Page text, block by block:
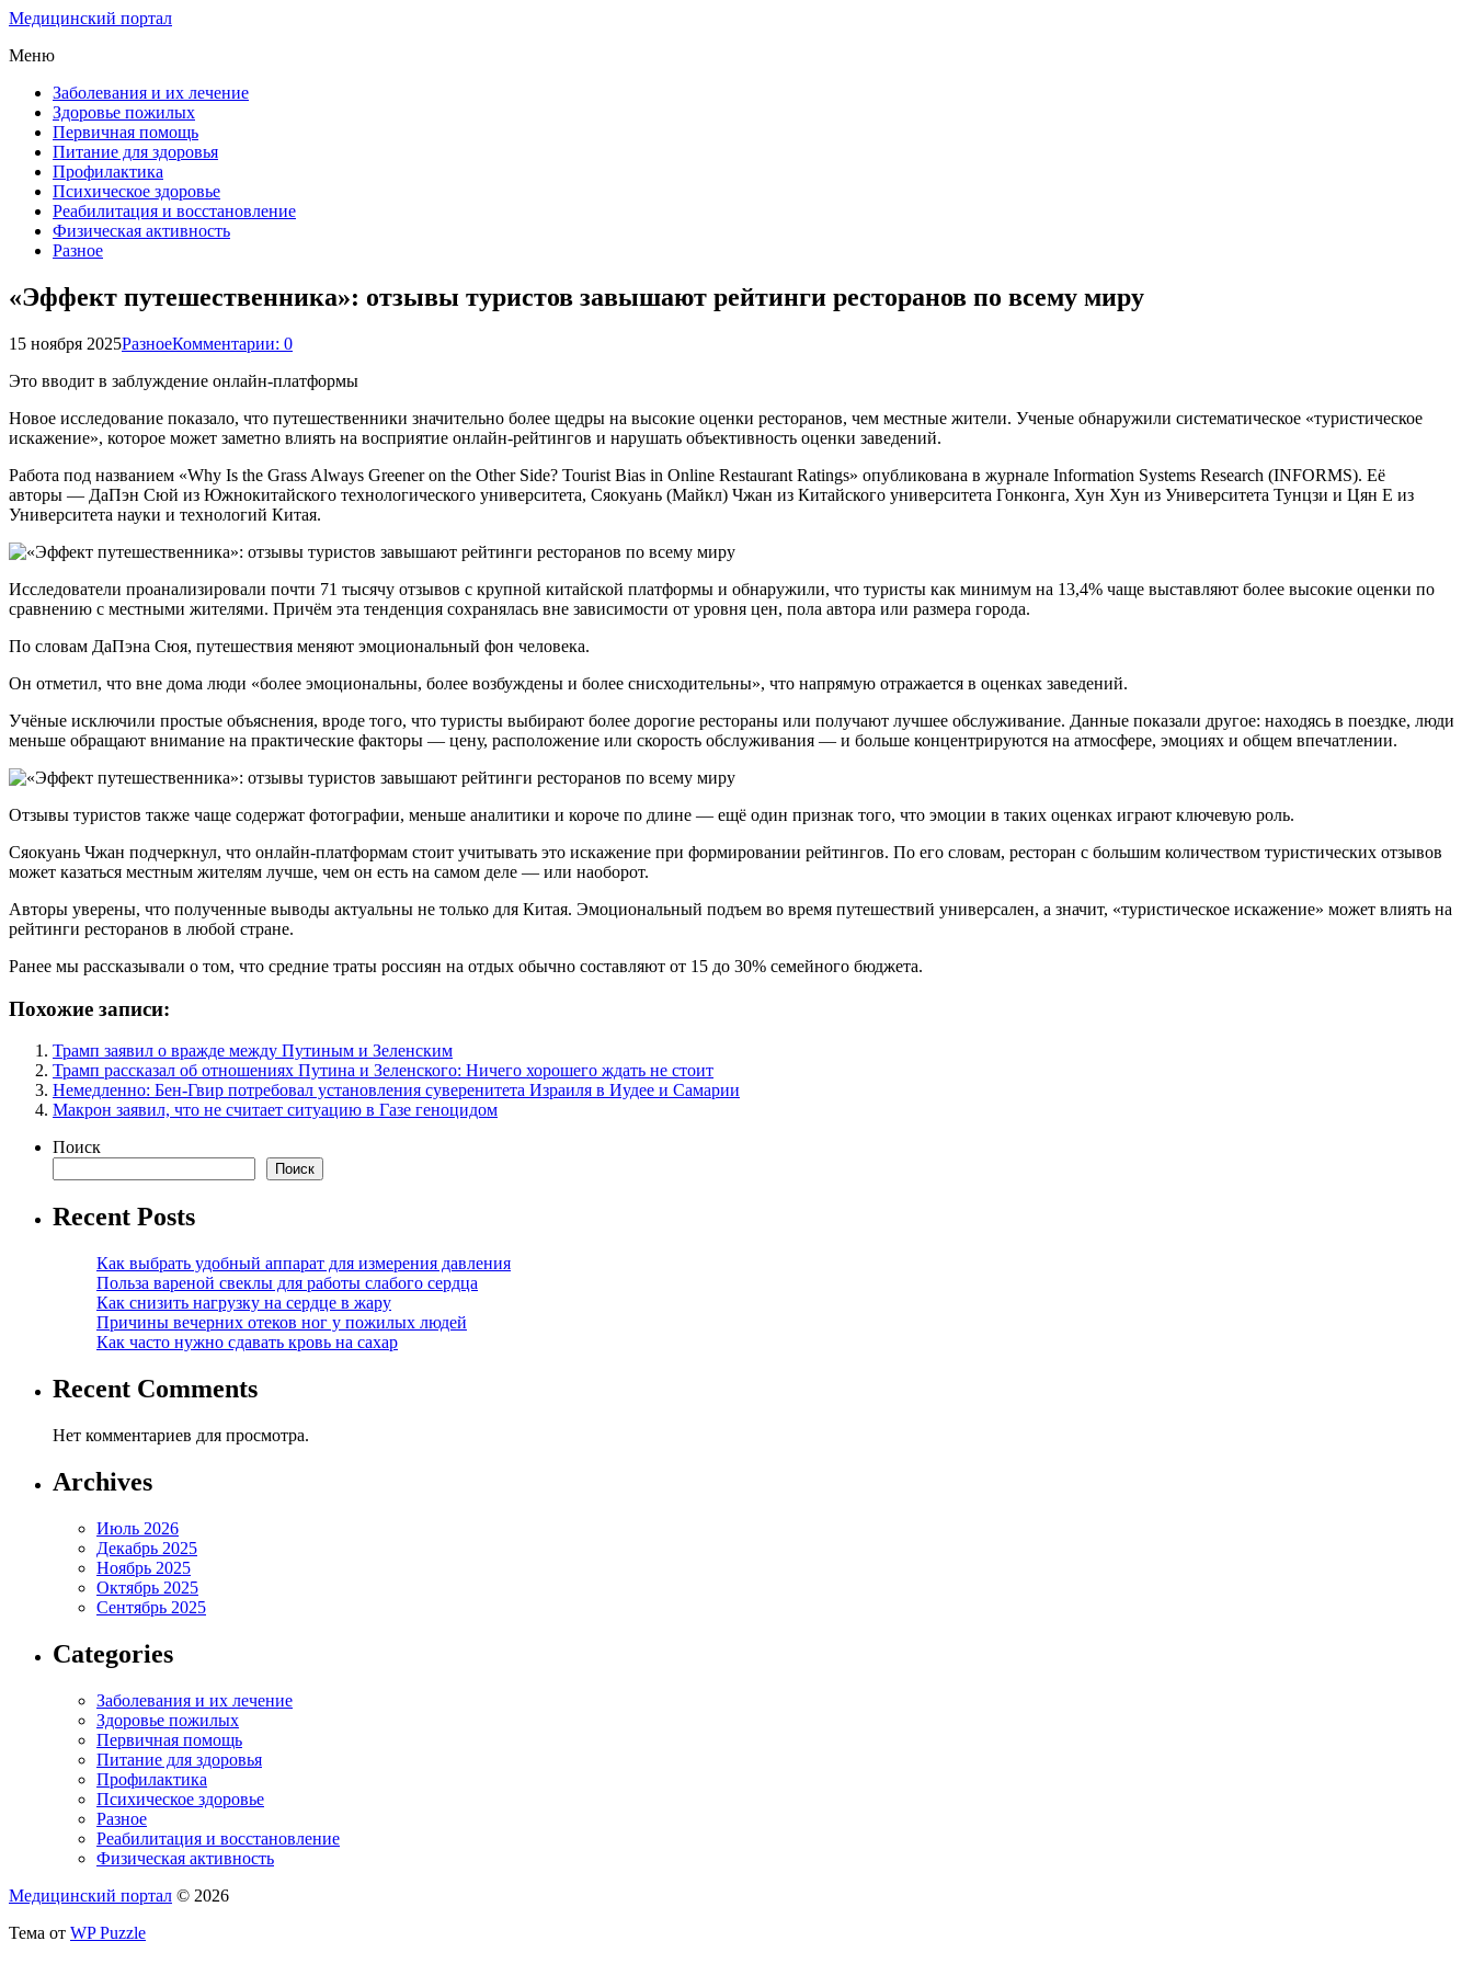
Медицинский портал
Меню
Заболевания и их лечение
Здоровье пожилых
Первичная помощь
Питание для здоровья
Профилактика
Психическое здоровье
Реабилитация и восстановление
Физическая активность
Разное
«Эффект путешественника»: отзывы туристов завышают рейтинги ресторанов по всему миру
15 ноября 2025РазноеКомментарии: 0
Это вводит в заблуждение онлайн-платформы
Новое исследование показало, что путешественники значительно более щедры на высокие оценки ресторанов, чем местные жители. Ученые обнаружили систематическое «туристическое
искажение», которое может заметно влиять на восприятие онлайн-рейтингов и нарушать объективность оценки заведений.
Работа под названием «Why Is the Grass Always Greener on the Other Side? Tourist Bias in Online Restaurant Ratings» опубликована в журнале Information Systems Research (INFORMS). Её
авторы — ДаПэн Сюй из Южнокитайского технологического университета, Сяокуань (Майкл) Чжан из Китайского университета Гонконга, Хун Хун из Университета Тунцзи и Цян Е из
Университета науки и технологий Китая.
Исследователи проанализировали почти 71 тысячу отзывов с крупной китайской платформы и обнаружили, что туристы как минимум на 13,4% чаще выставляют более высокие оценки по
сравнению с местными жителями. Причём эта тенденция сохранялась вне зависимости от уровня цен, пола автора или размера города.
По словам ДаПэна Сюя, путешествия меняют эмоциональный фон человека.
Он отметил, что вне дома люди «более эмоциональны, более возбуждены и более снисходительны», что напрямую отражается в оценках заведений.
Учёные исключили простые объяснения, вроде того, что туристы выбирают более дорогие рестораны или получают лучшее обслуживание. Данные показали другое: находясь в поездке, люди
меньше обращают внимание на практические факторы — цену, расположение или скорость обслуживания — и больше концентрируются на атмосфере, эмоциях и общем впечатлении.
Отзывы туристов также чаще содержат фотографии, меньше аналитики и короче по длине — ещё один признак того, что эмоции в таких оценках играют ключевую роль.
Сяокуань Чжан подчеркнул, что онлайн-платформам стоит учитывать это искажение при формировании рейтингов. По его словам, ресторан с большим количеством туристических отзывов
может казаться местным жителям лучше, чем он есть на самом деле — или наоборот.
Авторы уверены, что полученные выводы актуальны не только для Китая. Эмоциональный подъем во время путешествий универсален, а значит, «туристическое искажение» может влиять на
рейтинги ресторанов в любой стране.
Ранее мы рассказывали о том, что средние траты россиян на отдых обычно составляют от 15 до 30% семейного бюджета.
Похожие записи:
Трамп заявил о вражде между Путиным и Зеленским
Трамп рассказал об отношениях Путина и Зеленского: Ничего хорошего ждать не стоит
Немедленно: Бен-Гвир потребовал установления суверенитета Израиля в Иудее и Самарии
Макрон заявил, что не считает ситуацию в Газе геноцидом
Поиск
Поиск
Recent Posts
Как выбрать удобный аппарат для измерения давления
Польза вареной свеклы для работы слабого сердца
Как снизить нагрузку на сердце в жару
Причины вечерних отеков ног у пожилых людей
Как часто нужно сдавать кровь на сахар
Recent Comments
Нет комментариев для просмотра.
Archives
Июль 2026
Декабрь 2025
Ноябрь 2025
Октябрь 2025
Сентябрь 2025
Categories
Заболевания и их лечение
Здоровье пожилых
Первичная помощь
Питание для здоровья
Профилактика
Психическое здоровье
Разное
Реабилитация и восстановление
Физическая активность
Медицинский портал © 2026
Тема от WP Puzzle